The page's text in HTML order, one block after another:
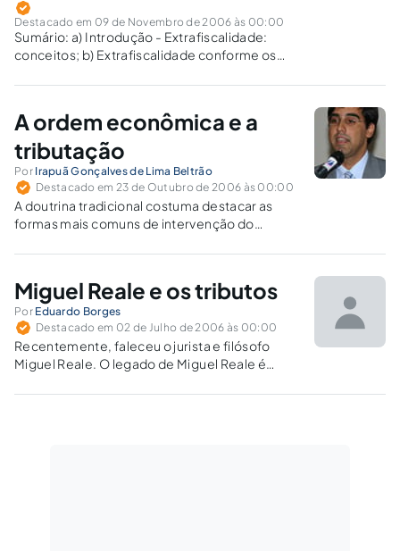
Destacado em 09 de Novembro de 2006 às 00:00
Sumário: a) Introdução - Extrafiscalidade:
conceitos; b) Extrafiscalidade conforme os
conforme os aspectos essenciais da norma
repressão a comportamentos; e)
Extrafiscalidade e o aumento, redução ou
manutenção da carga...
A ordem econômica e a
tributação
Por Irapuã Gonçalves de Lima Beltrão
Destacado em 23 de Outubro de 2006 às 00:00
A doutrina tradicional costuma destacar as
formas mais comuns de intervenção do
ora pela sua atuação direta através de serviços
tantas outras vezes pela disciplina feita pelos
organismos…
Miguel Reale e os tributos
Por Eduardo Borges
Destacado em 02 de Julho de 2006 às 00:00
Recentemente, faleceu o jurista e filósofo
Miguel Reale. O legado de Miguel Reale é
filosofia. Dentre suas incontáveis